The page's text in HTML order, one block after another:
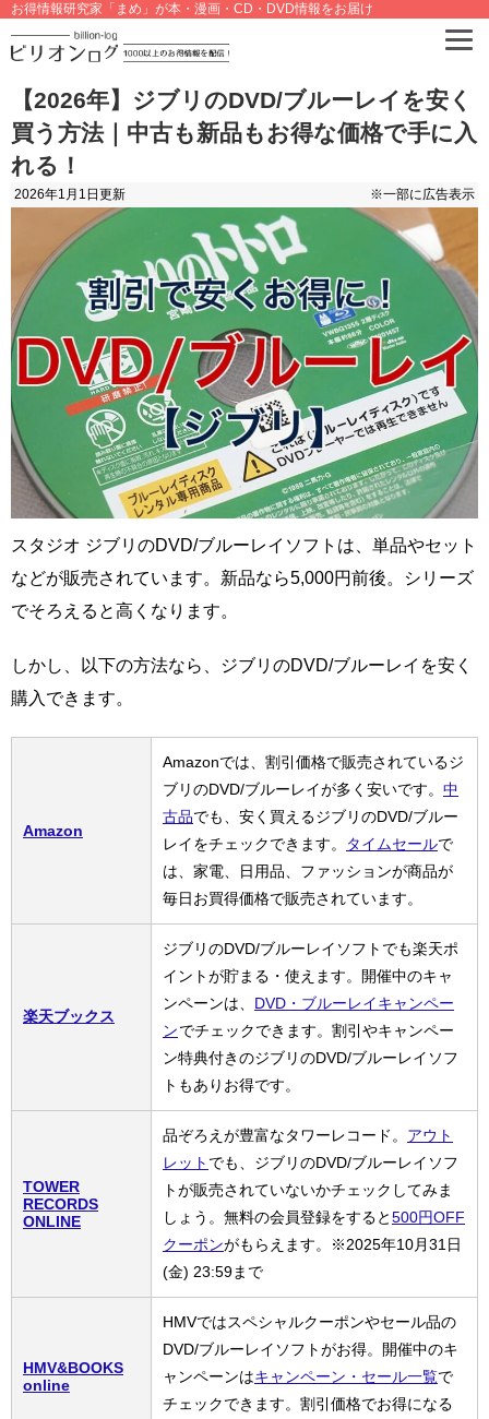
お得情報研究家「まめ」が本・漫画・CD・DVD情報をお届け
【2026年】ジブリのDVD/ブルーレイを安く
買う方法｜中古も新品もお得な価格で手に入
れる！
2026年1月1日 更新 ※一部に広告表示
スタジオ ジブリのDVD/ブルーレイソフトは、単品やセット
などが販売されています。新品なら5,000円前後。シリーズ
でそろえると高くなります。
しかし、以下の方法なら、ジブリのDVD/ブルーレイを安く
購入できます。
Amazon
Amazonでは、割引価格で販売されているジ
ブリのDVD/ブルーレイが多く安いです。 中
古品でも、安く買えるジブリのDVD/ブルー
レイをチェックできます。
タイムセールで
は、家電、日用品、ファッションが商品が
毎日お買得価格で販売されています。
楽天ブックス
ジブリのDVD/ブルーレイソフトでも楽天ポ
イントが貯まる・使えます。開催中のキャ
ンペーンは、 DVD・ブルーレイキャンペー
ンでチェックできます。割引やキャンペー
ン特典付きのジブリのDVD/ブルーレイソフ
トもありお得です。
TOWER
RECORDS
ONLINE
品ぞろえが豊富なタワーレコード。 アウト
レット でも、ジブリのDVD/ブルーレイソフ
トが販売されていないかチェックしてみま
しょう。無料の会員登録をすると500円OFF
クーポンがもらえます。※2025年10月31日
(金) 23:59まで
HMV&BOOKS
online
HMVではスペシャルクーポンやセール品の
DVD/ブルーレイソフトがお得。開催中のキ
ャンペーンはキャンペーン・セール一覧で
チェックできます。割引価格でお得になる